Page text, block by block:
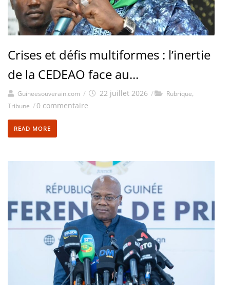
Crises et défis multiformes : l’inertie
de la CEDEAO face au...
Guineesouverain.com / 22 juillet 2026 / Rubrique,
Tribune /0 commentaire
READ MORE